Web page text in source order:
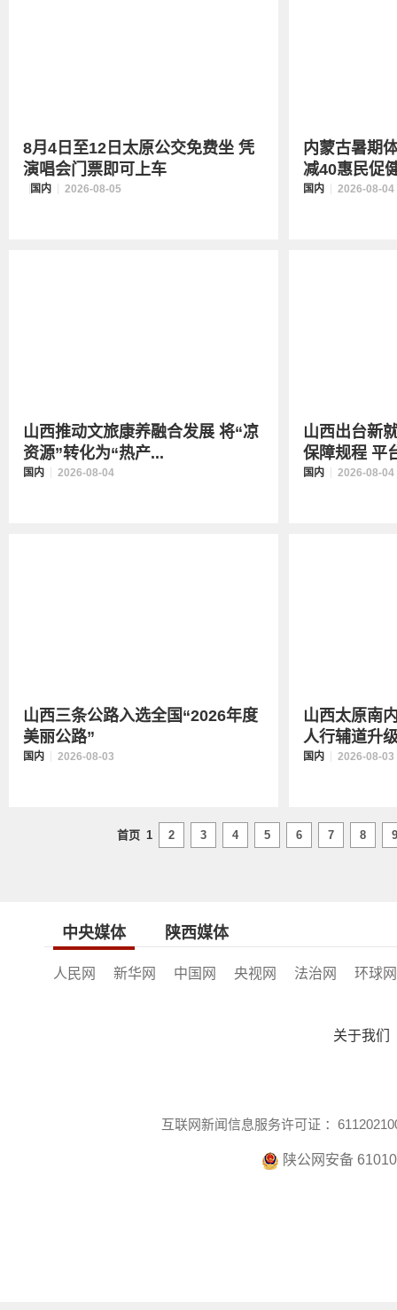
8月4日至12日太原公交免费坐 凭
演唱会门票即可上车
国内 2026-08-05
内蒙古暑期
减40惠民促
国内 2026-08-04
山西推动文旅康养融合发展 将“凉
资源”转化为“热产...
国内 2026-08-04
山西出台新
保障规程 平
国内 2026-08-04
山西三条公路入选全国“2026年度
美丽公路”
国内 2026-08-03
山西太原南
人行辅道升
国内 2026-08-03
首页 1 2 3 4 5 6 7 8 9
中央媒体 陕西媒体
人民网 新华网 中国网 央视网 法治网 环球网
关于我们
互联网新闻信息服务许可证 ：
陕公网安备